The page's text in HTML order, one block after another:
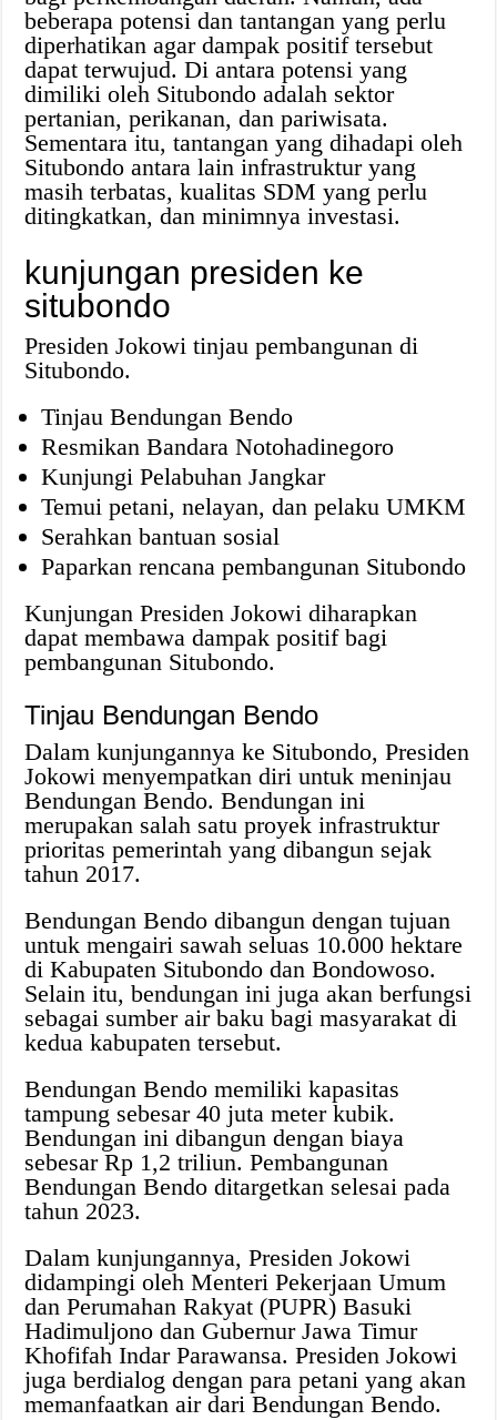
beberapa potensi dan tantangan yang perlu
diperhatikan agar dampak positif tersebut
dapat terwujud. Di antara potensi yang
dimiliki oleh Situbondo adalah sektor
pertanian, perikanan, dan pariwisata.
Sementara itu, tantangan yang dihadapi oleh
Situbondo antara lain infrastruktur yang
masih terbatas, kualitas SDM yang perlu
ditingkatkan, dan minimnya investasi.
kunjungan presiden ke
situbondo
Presiden Jokowi tinjau pembangunan di
Situbondo.
Tinjau Bendungan Bendo
Resmikan Bandara Notohadinegoro
Kunjungi Pelabuhan Jangkar
Temui petani, nelayan, dan pelaku UMKM
Serahkan bantuan sosial
Paparkan rencana pembangunan Situbondo
Kunjungan Presiden Jokowi diharapkan
dapat membawa dampak positif bagi
pembangunan Situbondo.
Tinjau Bendungan Bendo
Dalam kunjungannya ke Situbondo, Presiden
Jokowi menyempatkan diri untuk meninjau
Bendungan Bendo. Bendungan ini
merupakan salah satu proyek infrastruktur
prioritas pemerintah yang dibangun sejak
tahun 2017.
Bendungan Bendo dibangun dengan tujuan
untuk mengairi sawah seluas 10.000 hektare
di Kabupaten Situbondo dan Bondowoso.
Selain itu, bendungan ini juga akan berfungsi
sebagai sumber air baku bagi masyarakat di
kedua kabupaten tersebut.
Bendungan Bendo memiliki kapasitas
tampung sebesar 40 juta meter kubik.
Bendungan ini dibangun dengan biaya
sebesar Rp 1,2 triliun. Pembangunan
Bendungan Bendo ditargetkan selesai pada
tahun 2023.
Dalam kunjungannya, Presiden Jokowi
didampingi oleh Menteri Pekerjaan Umum
dan Perumahan Rakyat (PUPR) Basuki
Hadimuljono dan Gubernur Jawa Timur
Khofifah Indar Parawansa. Presiden Jokowi
juga berdialog dengan para petani yang akan
memanfaatkan air dari Bendungan Bendo.